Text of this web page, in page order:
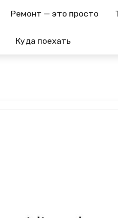
Ремонт — это просто
Куда поехать